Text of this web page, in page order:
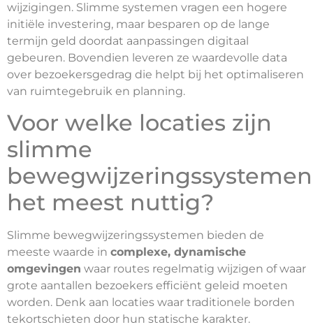
wijzigingen. Slimme systemen vragen een hogere
initiële investering, maar besparen op de lange
termijn geld doordat aanpassingen digitaal
gebeuren. Bovendien leveren ze waardevolle data
over bezoekersgedrag die helpt bij het optimaliseren
van ruimtegebruik en planning.
Voor welke locaties zijn
slimme
bewegwijzeringssystemen
het meest nuttig?
Slimme bewegwijzeringssystemen bieden de
meeste waarde in complexe, dynamische
omgevingen waar routes regelmatig wijzigen of waar
grote aantallen bezoekers efficiënt geleid moeten
worden. Denk aan locaties waar traditionele borden
tekortschieten door hun statische karakter.